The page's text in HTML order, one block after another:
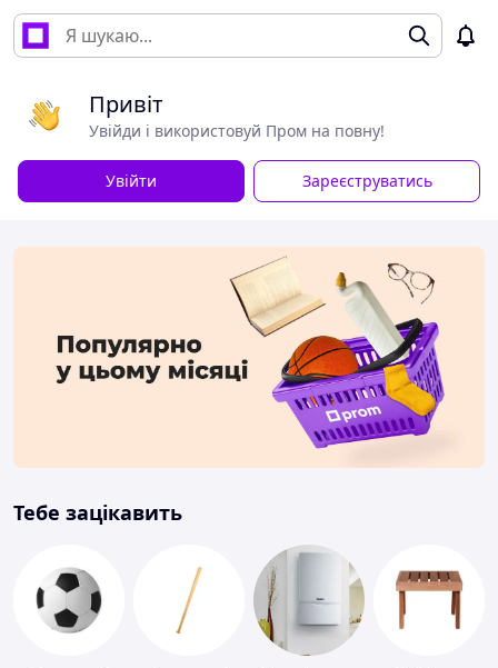
Привіт
Увійди і використовуй Пром на повну!
Увійти Зареєструватись
Тебе зацікавить